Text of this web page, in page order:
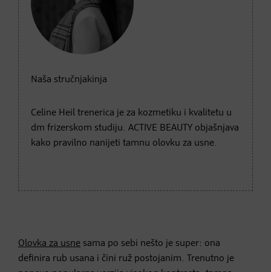
Naša stručnjakinja
Celine Heil trenerica je za kozmetiku i kvalitetu u
dm frizerskom studiju. ACTIVE BEAUTY objašnjava
kako pravilno nanijeti tamnu olovku za usne.
Olovka za usne sama po sebi nešto je super: ona
definira rub usana i čini ruž postojanim. Trenutno je